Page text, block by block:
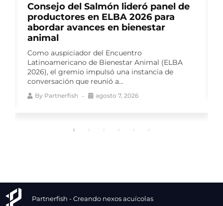
Nuevos mercados y educación
ambiental marcan reporte de
sostenibilidad de Landes en Chiloé
Landes Mussels obtuvo este año la habilitación
para exportar choritos a Rusia y sometió sus
centros de cultivo a auditorías...
ByPartnerfish agosto 7, 2026
Partnerfish - Creando nexos acuícolas